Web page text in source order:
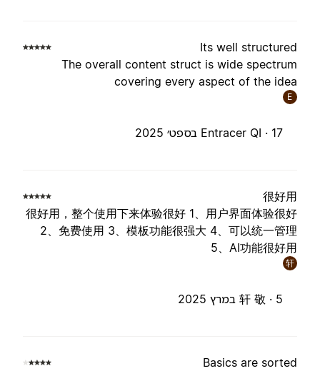
Its well
The overall content struct is wide
covering every aspect of the
Entracer QI ·
很好
很好用，整个使用下来体验很好 1、用户界面体验很
2、免费使用 3、模板功能很强大 4、可以统一管
5、AI功能很好
轩 敬 ·
Basics are